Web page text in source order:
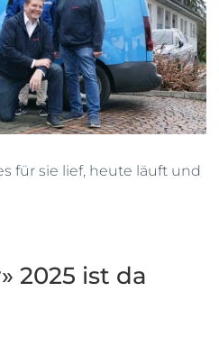
für sie lief, heute läuft und
2025 ist da